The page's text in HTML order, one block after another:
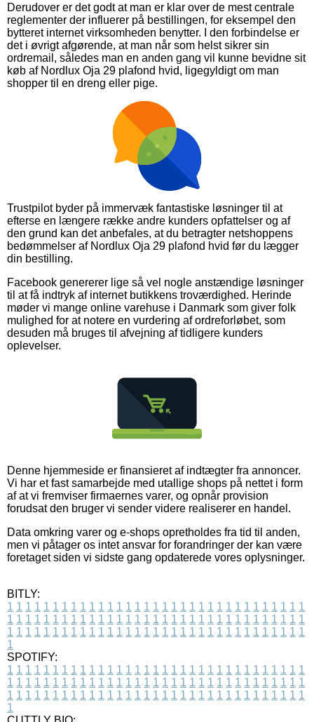
Derudover er det godt at man er klar over de mest centrale
reglementer der influerer på bestillingen, for eksempel den
bytteret internet virksomheden benytter. I den forbindelse er
det i øvrigt afgørende, at man når som helst sikrer sin
ordremail, således man en anden gang vil kunne bevidne sit
køb af Nordlux Oja 29 plafond hvid, ligegyldigt om man
shopper til en dreng eller pige.
Trustpilot byder på immervæk fantastiske løsninger til at
efterse en længere række andre kunders opfattelser og af
den grund kan det anbefales, at du betragter netshoppens
bedømmelser af Nordlux Oja 29 plafond hvid før du lægger
din bestilling.
Facebook genererer lige så vel nogle anstændige løsninger
til at få indtryk af internet butikkens troværdighed. Herinde
møder vi mange online varehuse i Danmark som giver folk
mulighed for at notere en vurdering af ordreforløbet, som
desuden må bruges til afvejning af tidligere kunders
oplevelser.
Denne hjemmeside er finansieret af indtægter fra annoncer.
Vi har et fast samarbejde med utallige shops på nettet i form
af at vi fremviser firmaernes varer, og opnår provision
forudsat den bruger vi sender videre realiserer en handel.
Data omkring varer og e-shops opretholdes fra tid til anden,
men vi påtager os intet ansvar for forandringer der kan være
foretaget siden vi sidste gang opdaterede vores oplysninger.
BITLY:
1 1 1 1 1 1 1 1 1 1 1 1 1 1 1 1 1 1 1 1 1 1 1 1 1 1 1 1 1 1 1 1 1
1 1 1 1 1 1 1 1 1 1 1 1 1 1 1 1 1 1 1 1 1 1 1 1 1 1 1 1 1 1 1 1 1
1 1 1 1 1 1 1 1 1 1 1 1 1 1 1 1 1 1 1 1 1 1 1 1 1 1 1 1 1 1 1 1 1
1
SPOTIFY:
1 1 1 1 1 1 1 1 1 1 1 1 1 1 1 1 1 1 1 1 1 1 1 1 1 1 1 1 1 1 1 1 1
1 1 1 1 1 1 1 1 1 1 1 1 1 1 1 1 1 1 1 1 1 1 1 1 1 1 1 1 1 1 1 1 1
1 1 1 1 1 1 1 1 1 1 1 1 1 1 1 1 1 1 1 1 1 1 1 1 1 1 1 1 1 1 1 1 1
1